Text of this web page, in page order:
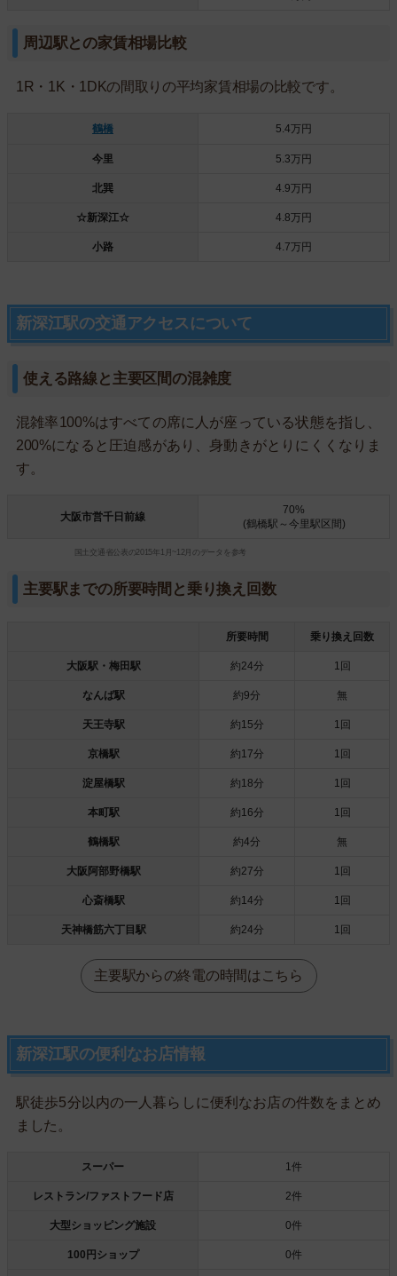
周辺駅との家賃相場比較
1R・1K・1DKの間取りの平均家賃相場の比較です。
鶴橋 5.4万円
今里 5.3万円
北巽 4.9万円
☆新深江☆ 4.8万円
小路 4.7万円
新深江駅の交通アクセスについて
使える路線と主要区間の混雑度
混雑率100%はすべての席に人が座っている状態を指し、
200%になると圧迫感があり、身動きがとりにくくなりま
す。
大阪市営千日前線
70%
(鶴橋駅～今里駅区間)
国土交通省公表の2015年1月~12月のデータを参考
主要駅までの所要時間と乗り換え回数
所要時間 乗り換え回数
大阪駅・梅田駅 約24分 1回
なんば駅 約9分 無
天王寺駅 約15分 1回
京橋駅 約17分 1回
淀屋橋駅 約18分 1回
本町駅 約16分 1回
鶴橋駅 約4分 無
大阪阿部野橋駅 約27分 1回
心斎橋駅 約14分 1回
天神橋筋六丁目駅 約24分 1回
主要駅からの終電の時間はこちら
新深江駅の便利なお店情報
駅徒歩5分以内の一人暮らしに便利なお店の件数をまとめ
ました。
スーパー 1件
レストラン/ファストフード店 2件
大型ショッピング施設 0件
100円ショップ 0件